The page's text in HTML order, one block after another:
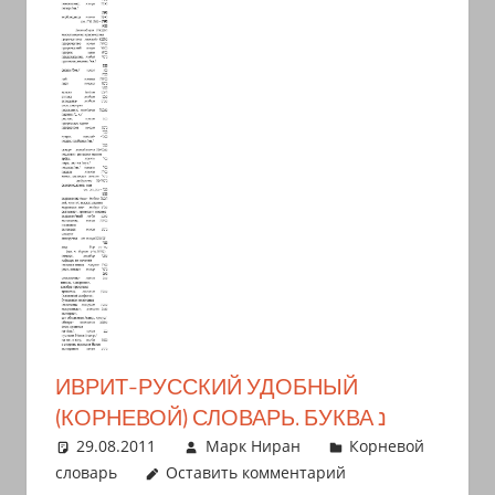
иврите
арамейском.
Поговорки
пословицы
транскрипцией
арабском,
иврите
Кулинарные
рецепты
новости
ИВРИТ-РУССКИЙ УДОБНЫЙ
(КОРНЕВОЙ) СЛОВАРЬ. БУКВА נ
29.08.2011 Марк Ниран
Корневой
словарь
Оставить комментарий